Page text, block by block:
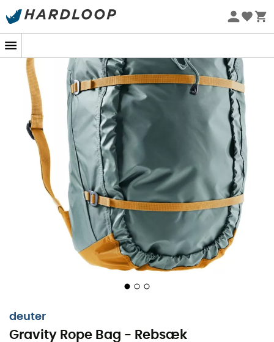
Øko-fremstillet
deuter
Gravity Rope Bag - Rebsæk